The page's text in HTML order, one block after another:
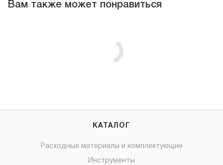
Вам также может понравиться
КАТАЛОГ
Расходные материалы и комплектующие
Инструменты